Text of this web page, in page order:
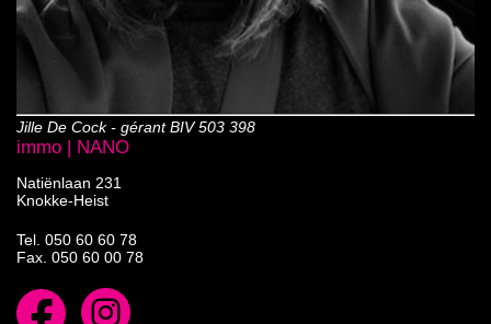
Jille De Cock - gérant BIV 503 398
immo | NANO
Natiënlaan 231
Knokke-Heist
Tel. 050 60 60 78
Fax. 050 60 00 78